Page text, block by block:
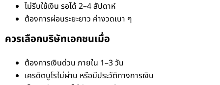
ไม่รีบใช้เงิน รอได้ 2–4 สัปดาห์
ต้องการผ่อนระยะยาว ค่างวดเบา ๆ
ควรเลือกบริษัทเอกชนเมื่อ
ต้องการเงินด่วน ภายใน 1–3 วัน
เครดิตบูโรไม่ผ่าน หรือมีประวัติทางการเงิน